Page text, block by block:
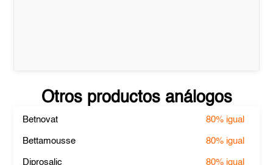
Otros productos análogos
Betnovat 80% igual
Bettamousse 80% igual
Diprosalic 80% igual